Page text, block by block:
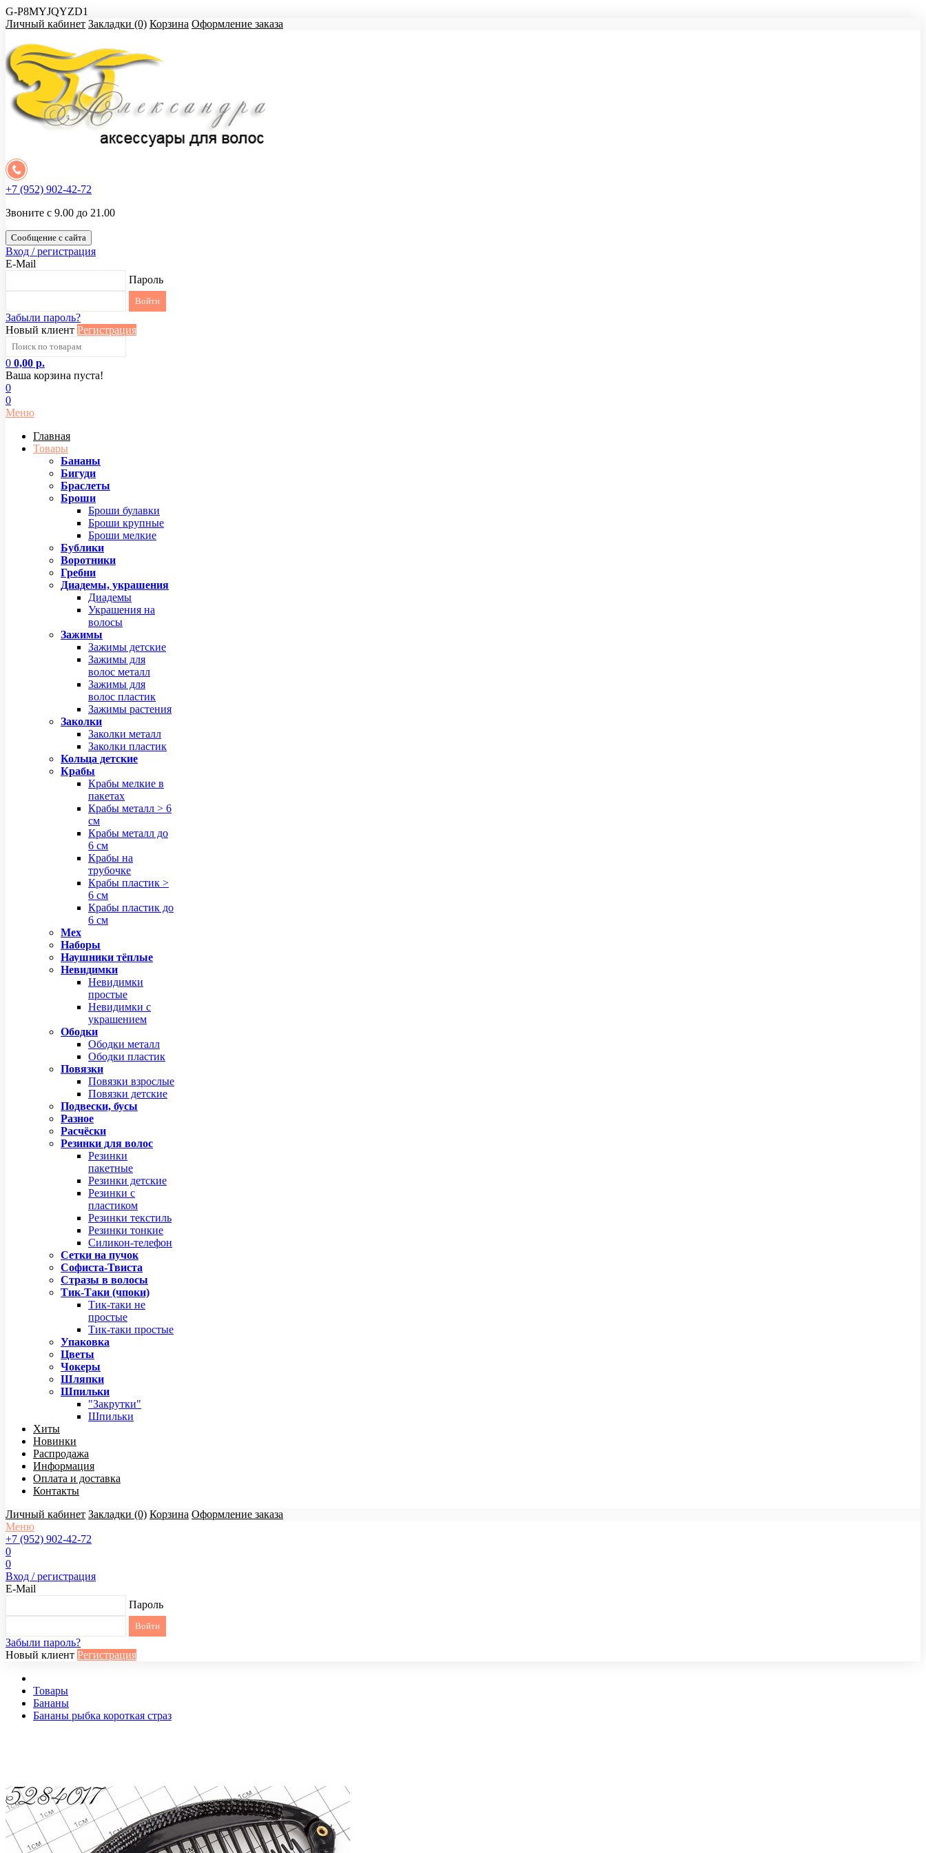
G-P8MYJQYZD1
Личный кабинет Закладки (0) Корзина Оформление заказа
+7 (952) 902-42-72
Звоните с 9.00 до 21.00
Сообщение с сайта
Вход / регистрация
E-Mail
Пароль
Забыли пароль?
Новый клиент Регистрация
0 0,00 р.
Ваша корзина пуста!
0
0
Меню
Главная
Товары
Бананы
Бигуди
Браслеты
Броши
Броши булавки
Броши крупные
Броши мелкие
Бублики
Воротники
Гребни
Диадемы, украшения
Диадемы
Украшения на
волосы
Зажимы
Зажимы детские
Зажимы для
волос металл
Зажимы для
волос пластик
Зажимы растения
Заколки
Заколки металл
Заколки пластик
Кольца детские
Крабы
Крабы мелкие в
пакетах
Крабы металл > 6
см
Крабы металл до
6 см
Крабы на
трубочке
Крабы пластик >
6 см
Крабы пластик до
6 см
Мех
Наборы
Наушники тёплые
Невидимки
Невидимки
простые
Невидимки с
украшением
Ободки
Ободки металл
Ободки пластик
Повязки
Повязки взрослые
Повязки детские
Подвески, бусы
Разное
Расчёски
Резинки для волос
Резинки
пакетные
Резинки детские
Резинки с
пластиком
Резинки текстиль
Резинки тонкие
Силикон-телефон
Сетки на пучок
Софиста-Твиста
Стразы в волосы
Тик-Таки (чпоки)
Тик-таки не
простые
Тик-таки простые
Упаковка
Цветы
Чокеры
Шляпки
Шпильки
"Закрутки"
Шпильки
Хиты
Новинки
Распродажа
Информация
Оплата и доставка
Контакты
Личный кабинет Закладки (0) Корзина Оформление заказа
Меню
+7 (952) 902-42-72
0
0
Вход / регистрация
E-Mail
Пароль
Забыли пароль?
Новый клиент Регистрация
Товары
Бананы
Бананы рыбка короткая страз